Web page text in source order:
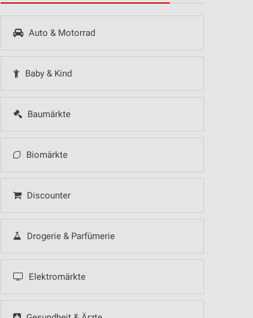
Auto & Motorrad
Baby & Kind
Baumärkte
Biomärkte
Discounter
Drogerie & Parfümerie
Elektromärkte